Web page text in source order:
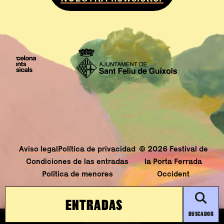
Aviso legalPolítica de privacidad
Condiciones de las entradas
Política de menores
© 2026 Festival de
la Porta Ferrada
Occident
ENTRADAS
BUSCADOR
Abre en nueva